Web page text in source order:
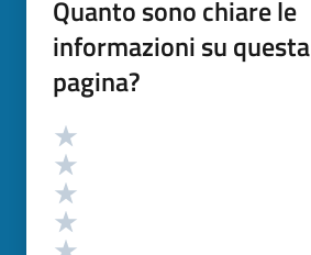
Quanto sono chiare le
informazioni su questa
pagina?
Valutazione